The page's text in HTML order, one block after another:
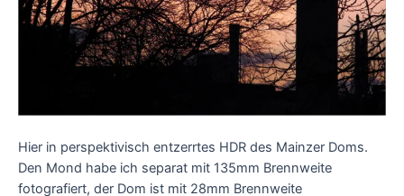
Hier in perspektivisch entzerrtes HDR des Mainzer Doms.
Den Mond habe ich separat mit 135mm Brennweite
fotografiert, der Dom ist mit 28mm Brennweite